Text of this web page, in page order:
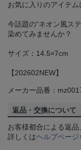
お気に入りのアイテム
今話題の“ネオン風ス
染めてみませんか？
サイズ：14.5×7cm
【202602NEW】
メーカー品番：
返品・交換について
お客様都合による返品
詳しくはヘルプページ